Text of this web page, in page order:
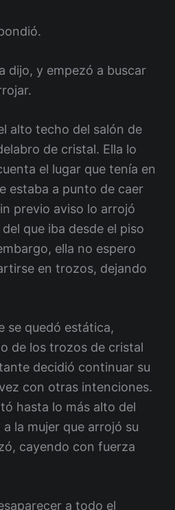
dijo, y empezó a buscar
alto techo del salón de
de cristal. Ella lo
el lugar que tenía en
estaba a punto de caer
previo aviso lo arrojó
que iba desde el piso
ella no espero
en trozos, dejando
se quedó estática,
de los trozos de cristal
decidió continuar su
con otras intenciones.
hasta lo más alto del
la mujer que arrojó su
cayendo con fuerza
a todo el